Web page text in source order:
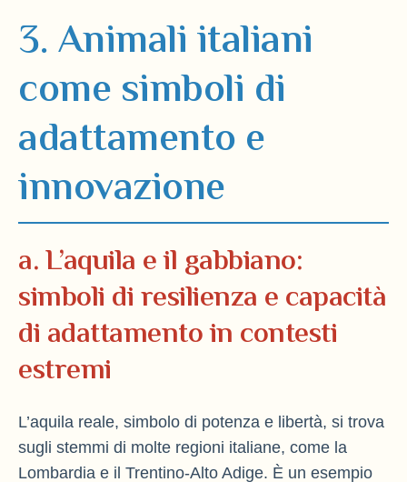
3. Animali italiani
come simboli di
adattamento e
innovazione
a. L’aquila e il gabbiano:
simboli di resilienza e capacità
di adattamento in contesti
estremi
L’aquila reale, simbolo di potenza e libertà, si trova
sugli stemmi di molte regioni italiane, come la
Lombardia e il Trentino-Alto Adige. È un esempio